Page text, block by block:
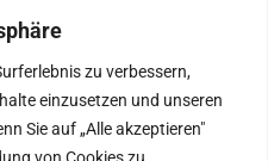
zu verbessern,
einzusetzen und unseren
Sie auf „Alle akzeptieren"